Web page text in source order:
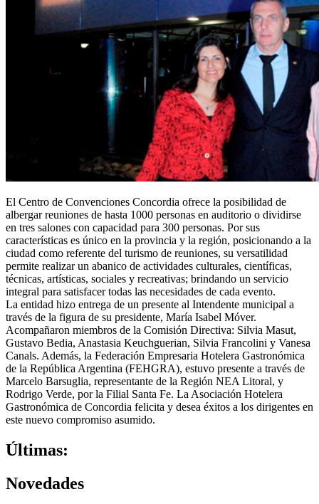
El Centro de Convenciones Concordia ofrece la posibilidad de
albergar reuniones de hasta 1000 personas en auditorio o dividirse
en tres salones con capacidad para 300 personas. Por sus
características es único en la provincia y la región, posicionando a la
ciudad como referente del turismo de reuniones, su versatilidad
permite realizar un abanico de actividades culturales, científicas,
técnicas, artísticas, sociales y recreativas; brindando un servicio
integral para satisfacer todas las necesidades de cada evento.
La entidad hizo entrega de un presente al Intendente municipal a
través de la figura de su presidente, María Isabel Móver.
Acompañaron miembros de la Comisión Directiva: Silvia Masut,
Gustavo Bedia, Anastasia Keuchguerian, Silvia Francolini y Vanesa
Canals. Además, la Federación Empresaria Hotelera Gastronómica
de la República Argentina (FEHGRA), estuvo presente a través de
Marcelo Barsuglia, representante de la Región NEA Litoral, y
Rodrigo Verde, por la Filial Santa Fe. La Asociación Hotelera
Gastronómica de Concordia felicita y desea éxitos a los dirigentes en
este nuevo compromiso asumido.
Últimas:
Novedades